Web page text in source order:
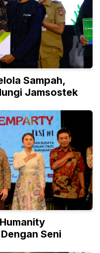
Sampah,
Jamsostek
Seni